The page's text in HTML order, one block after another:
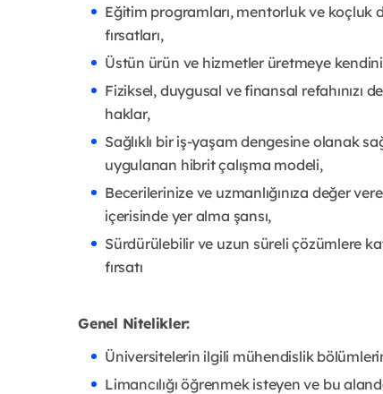
Eğitim programları, mentorluk ve koçluk
fırsatları,
Üstün ürün ve hizmetler üretmeye
Fiziksel, duygusal ve finansal refahınızı
haklar,
Sağlıklı bir iş-yaşam dengesine olanak
uygulanan hibrit çalışma modeli,
Becerilerinize ve uzmanlığınıza değer
içerisinde yer alma şansı,
Sürdürülebilir ve uzun süreli çözümlere
fırsatı
Genel Nitelikler:
Üniversitelerin ilgili mühendislik
Limancılığı öğrenmek isteyen ve bu